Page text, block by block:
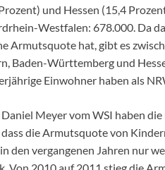
und Hessen (15,4
Westfalen: 678.000. Da
Armutsquote hat, gibt es
Baden-Württemberg und
Einwohner haben als
Meyer vom WSI haben
die Armutsquote von
den vergangenen Jahren nur